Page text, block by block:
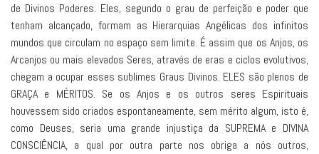
de Divinos Poderes. Eles, segundo o grau de perfeição e poder que
tenham alcançado, formam as Hierarquias Angélicas dos infinitos
mundos que circulam no espaço sem limite. É assim que os Anjos, os
Arcanjos ou mais elevados Seres, através de eras e ciclos evolutivos,
chegam a ocupar esses sublimes Graus Divinos. ELES são plenos de
GRAÇA e MÉRITOS. Se os Anjos e os outros seres Espirituais
houvessem sido criados espontaneamente, sem mérito algum, isto é,
como Deuses, seria uma grande injustiça da SUPREMA e DIVINA
CONSCIÊNCIA, a qual por outra parte nos obriga a nós outros,